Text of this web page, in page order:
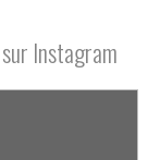
sur Instagram